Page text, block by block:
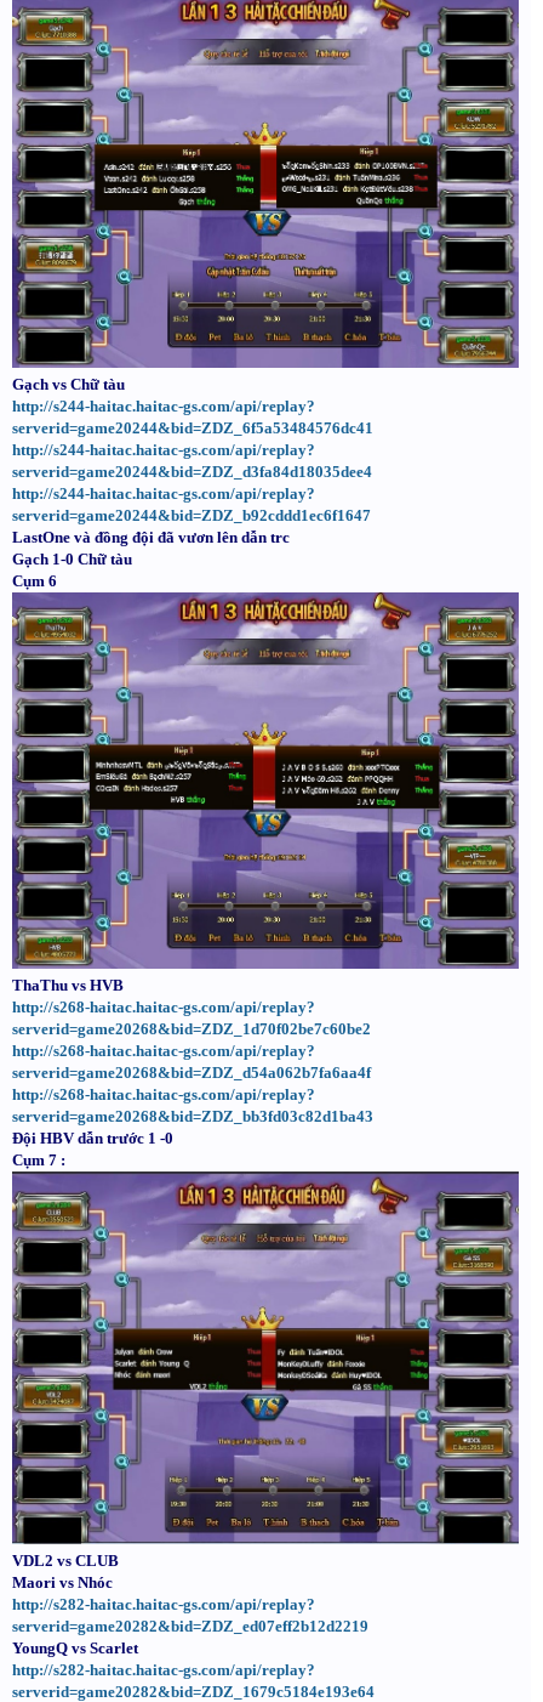
Gạch vs Chữ tàu
http://s244-haitac.haitac-gs.com/api/replay?
serverid=game20244&bid=ZDZ_6f5a53484576dc41
http://s244-haitac.haitac-gs.com/api/replay?
serverid=game20244&bid=ZDZ_d3fa84d18035dee4
http://s244-haitac.haitac-gs.com/api/replay?
serverid=game20244&bid=ZDZ_b92cddd1ec6f1647
LastOne và đồng đội đã vươn lên dẫn trc
Gạch 1-0 Chữ tàu
Cụm 6
ThaThu vs HVB
http://s268-haitac.haitac-gs.com/api/replay?
serverid=game20268&bid=ZDZ_1d70f02be7c60be2
http://s268-haitac.haitac-gs.com/api/replay?
serverid=game20268&bid=ZDZ_d54a062b7fa6aa4f
http://s268-haitac.haitac-gs.com/api/replay?
serverid=game20268&bid=ZDZ_bb3fd03c82d1ba43
Đội HBV dẫn trước 1 -0
Cụm 7 :
VDL2 vs CLUB
Maori vs Nhóc
http://s282-haitac.haitac-gs.com/api/replay?
serverid=game20282&bid=ZDZ_ed07eff2b12d2219
YoungQ vs Scarlet
http://s282-haitac.haitac-gs.com/api/replay?
serverid=game20282&bid=ZDZ_1679c5184e193e64